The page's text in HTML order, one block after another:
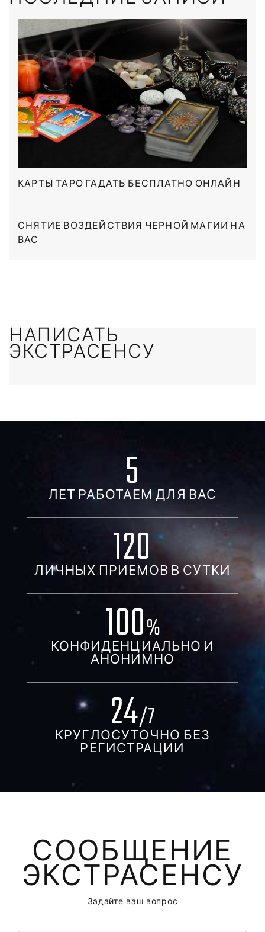
КАРТЫ ТАРО ГАДАТЬ БЕСПЛАТНО ОНЛАЙН
СНЯТИЕ ВОЗДЕЙСТВИЯ ЧЕРНОЙ МАГИИ НА
ВАС
НАПИСАТЬ
ЭКСТРАСЕНСУ
5
ЛЕТ РАБОТАЕМ ДЛЯ ВАС
120
ЛИЧНЫХ ПРИЕМОВ В СУТКИ
100%
КОНФИДЕНЦИАЛЬНО И
АНОНИМНО
24/7
КРУГЛОСУТОЧНО БЕЗ
РЕГИСТРАЦИИ
СООБЩЕНИЕ
ЭКСТРАСЕНСУ
Задайте ваш вопрос